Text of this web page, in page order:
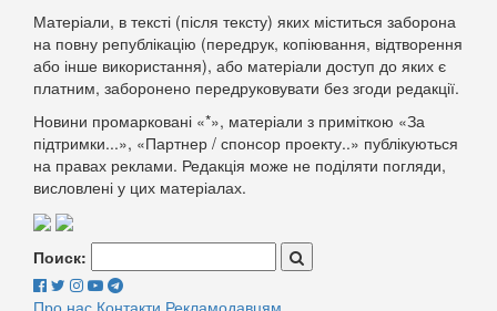
Матеріали, в тексті (після тексту) яких міститься заборона
на повну републікацію (передрук, копіювання, відтворення
або інше використання), або матеріали доступ до яких є
платним, заборонено передруковувати без згоди редакції.
Новини промарковані «*», матеріали з приміткою «За
підтримки...», «Партнер / спонсор проекту..» публікуються
на правах реклами. Редакція може не поділяти погляди,
висловлені у цих матеріалах.
Поиск: